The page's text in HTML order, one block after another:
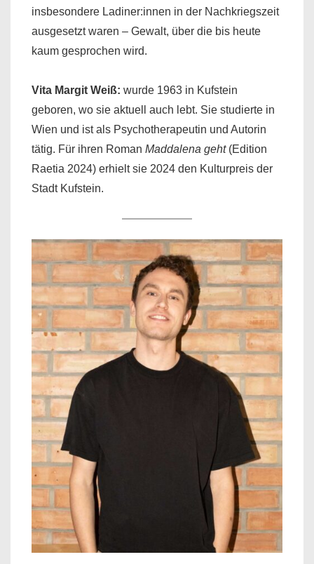
insbesondere Ladiner:innen in der Nachkriegszeit
ausgesetzt waren – Gewalt, über die bis heute
kaum gesprochen wird.
Vita Margit Weiß: wurde 1963 in Kufstein
geboren, wo sie aktuell auch lebt. Sie studierte in
Wien und ist als Psychotherapeutin und Autorin
tätig. Für ihren Roman Maddalena geht(Edition
Raetia 2024) erhielt sie 2024 den Kulturpreis der
Stadt Kufstein.